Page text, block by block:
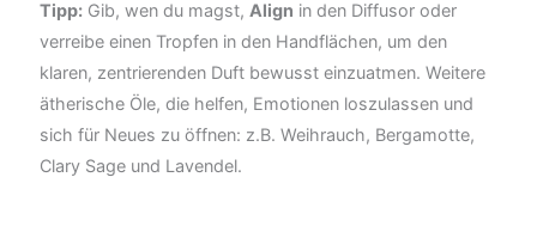
Tipp: Gib, wen du magst, Align in den Diffusor oder
verreibe einen Tropfen in den Handflächen, um den
klaren, zentrierenden Duft bewusst einzuatmen. Weitere
ätherische Öle, die helfen, Emotionen loszulassen und
sich für Neues zu öffnen: z.B. Weihrauch, Bergamotte,
Clary Sage und Lavendel.